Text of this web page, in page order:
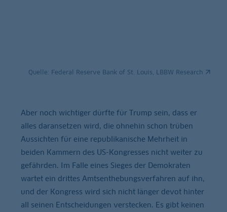
Quelle: Federal Reserve Bank of St. Louis, LBBW Research
Aber noch wichtiger dürfte für Trump sein, dass er
alles daransetzen wird, die ohnehin schon trüben
Aussichten für eine republikanische Mehrheit in
beiden Kammern des US-Kongresses nicht weiter zu
gefährden. Im Falle eines Sieges der Demokraten
wartet ein drittes Amtsenthebungsverfahren auf ihn,
und der Kongress wird sich nicht länger devot hinter
all seinen Entscheidungen verstecken. Es gibt keinen